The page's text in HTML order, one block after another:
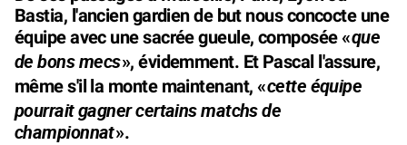
Bastia, l'ancien gardien de but nous concocte une
équipe avec une sacrée gueule, composée «que
de bons mecs», évidemment. Et Pascal l'assure,
même s'il la monte maintenant, «cette équipe
pourrait gagner certains matchs de
championnat».